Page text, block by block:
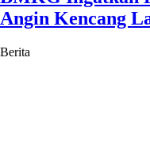
Angin Kencang
Berita